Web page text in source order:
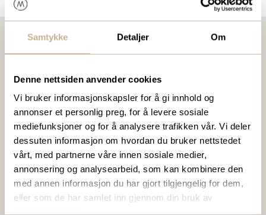
Samtykke Detaljer Om
Denne nettsiden anvender cookies
Vi bruker informasjonskapsler for å gi innhold og
annonser et personlig preg, for å levere sosiale
mediefunksjoner og for å analysere trafikken vår. Vi deler
dessuten informasjon om hvordan du bruker nettstedet
vårt, med partnerne våre innen sosiale medier,
annonsering og analysearbeid, som kan kombinere den
med annen informasjon du har gjort tilgjengelig for dem,
eller som de har samlet inn gjennom din bruk av
post tilortomedic@ortomedic.no
Ta kontakt
BESTILL VÅRT GRATIS KUNDEMAGASIN